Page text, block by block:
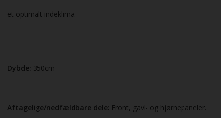
et optimalt indeklima.
Dybde: 350cm
Aftagelige/nedfældbare dele: Front, gavl- og hjørnepaneler.